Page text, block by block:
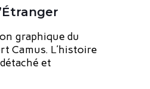
graphique du
Camus. L’histoire
et